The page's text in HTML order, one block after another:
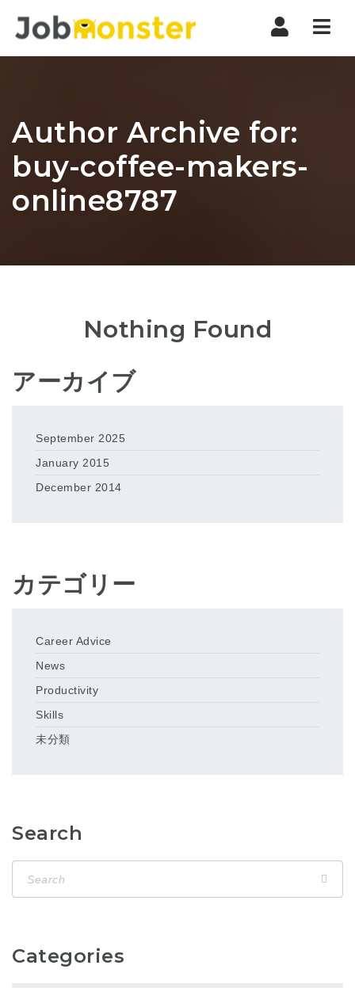
Author Archive for:
buy-coffee-makers-
online8787
Nothing Found
アーカイブ
September 2025
January 2015
December 2014
カテゴリー
Career Advice
News
Productivity
Skills
未分類
Search
Categories